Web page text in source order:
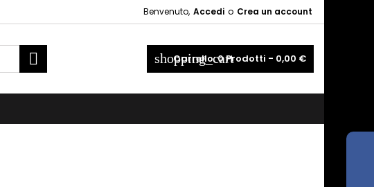
Benvenuto, Accedi o Crea un account
shopping_cart
Carrello:0Prodotti - 0,00 €

Create new list